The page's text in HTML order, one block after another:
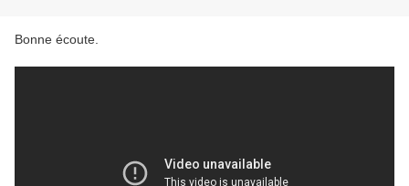
Bonne écoute.